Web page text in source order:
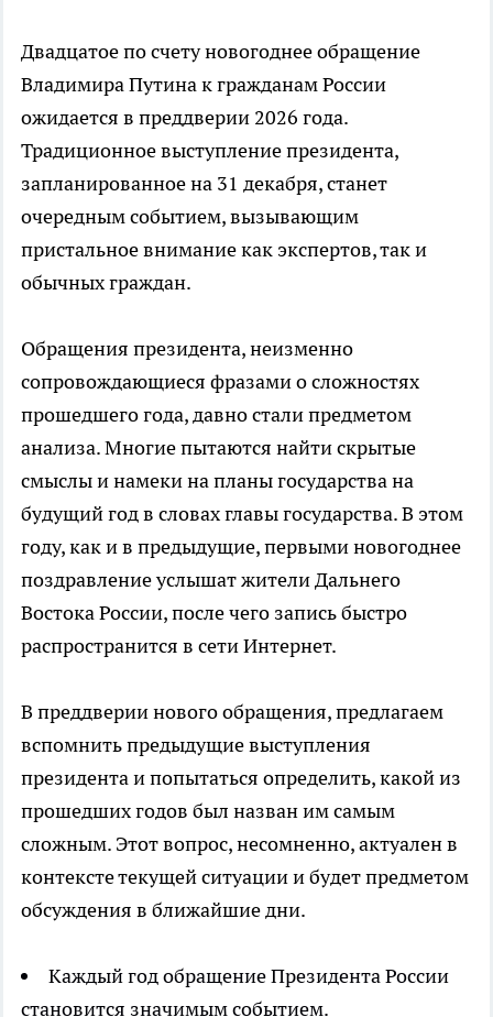
Двадцатое по счету новогоднее обращение
Владимира Путина к гражданам России
ожидается в преддверии 2026 года.
Традиционное выступление президента,
запланированное на 31 декабря, станет
очередным событием, вызывающим
пристальное внимание как экспертов, так и
обычных граждан.
Обращения президента, неизменно
сопровождающиеся фразами о сложностях
прошедшего года, давно стали предметом
анализа. Многие пытаются найти скрытые
смыслы и намеки на планы государства на
будущий год в словах главы государства. В этом
году, как и в предыдущие, первыми новогоднее
поздравление услышат жители Дальнего
Востока России, после чего запись быстро
распространится в сети Интернет.
В преддверии нового обращения, предлагаем
вспомнить предыдущие выступления
президента и попытаться определить, какой из
прошедших годов был назван им самым
сложным. Этот вопрос, несомненно, актуален в
контексте текущей ситуации и будет предметом
обсуждения в ближайшие дни.
Каждый год обращение Президента России
становится значимым событием.